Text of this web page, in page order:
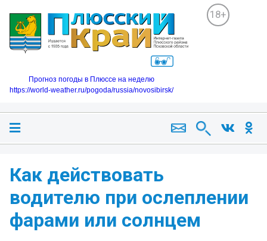
18+
Прогноз погоды в Плюссе на неделю
https://world-weather.ru/pogoda/russia/novosibirsk/
Как действовать
водителю при ослеплении
фарами или солнцем